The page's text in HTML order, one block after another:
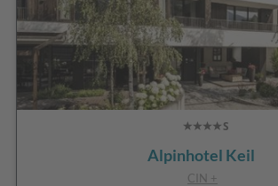
Alpinhotel Keil
CIN +